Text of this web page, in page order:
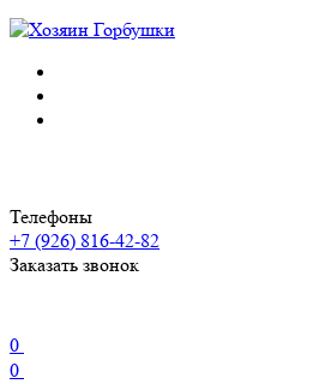
Телефоны
+7 (926) 816-42-82
Заказать звонок
0
0